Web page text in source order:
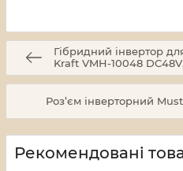
Гібридний інвертор
Kraft VMH-10048
Роз’єм інверторний
Рекомендовані